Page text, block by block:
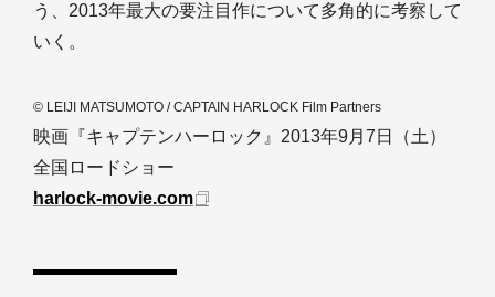
う、2013年最大の要注目作について多角的に考察して
いく。
© LEIJI MATSUMOTO / CAPTAIN HARLOCK Film Partners
映画『キャプテンハーロック』2013年9月7日（土）
全国ロードショー
harlock-movie.com